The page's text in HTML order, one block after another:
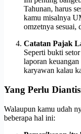
Tahunan, harus
kamu misalnya
omzetnya sesuai,
Catatan Pajak
Seperti bukti
laporan
karyawan kalau
Yang Perlu
Walaupun kamu udah
beberapa hal ini: